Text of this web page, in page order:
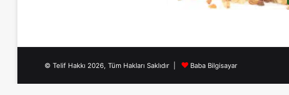
© Telif Hakkı 2026, Tüm Hakları Saklıdır | Baba Bilgisayar